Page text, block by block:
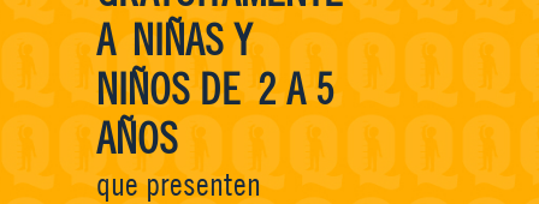
ANIÑAS Y
NIÑOS DE2 A 5
AÑOS
que presenten